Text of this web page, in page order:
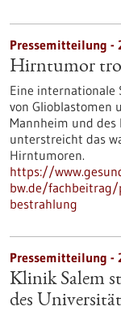
Pressemitteilung -
Hirntumor
Eine internationale
von Glioblastomen
Mannheim und des
unterstreicht das
Hirntumoren.
https://
bw.de/
bestrahlung
Pressemitteilung -
Klinik Salem
des